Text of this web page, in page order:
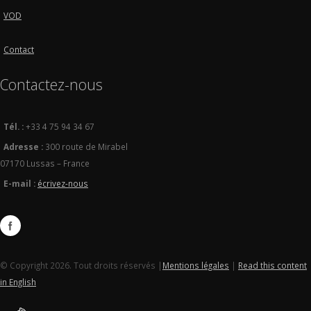
VOD
Contact
Contactez-nous
Tél. :+33 4 75 94 34 67
Adresse : 300 route de Mirabel
07170 Lussas – France
E-mail : écrivez-nous
© Copyright 2026. Tout droits réservés | Mentions légales | Read this content
in English